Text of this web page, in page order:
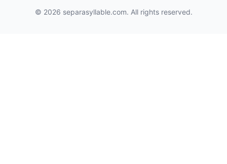
© 2026 separasyllable.com. All rights reserved.